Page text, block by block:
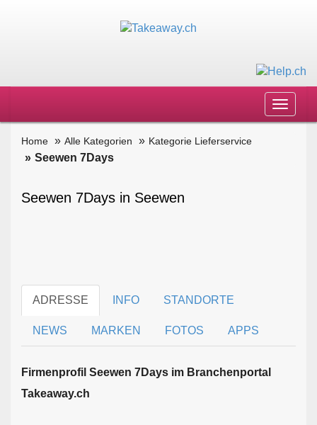
Toggle
Home Alle Kategorien Kategorie Lieferservice
Seewen 7Days
Seewen 7Days in Seewen
ADRESSE INFO STANDORTE
NEWS MARKEN FOTOS APPS
Firmen­profil Seewen 7Days im Branchen­portal
Takeaway.ch